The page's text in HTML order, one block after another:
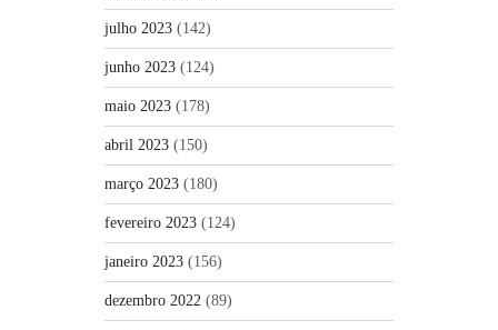
julho 2023 (142)
junho 2023 (124)
maio 2023 (178)
abril 2023 (150)
março 2023 (180)
fevereiro 2023 (124)
janeiro 2023 (156)
dezembro 2022 (89)